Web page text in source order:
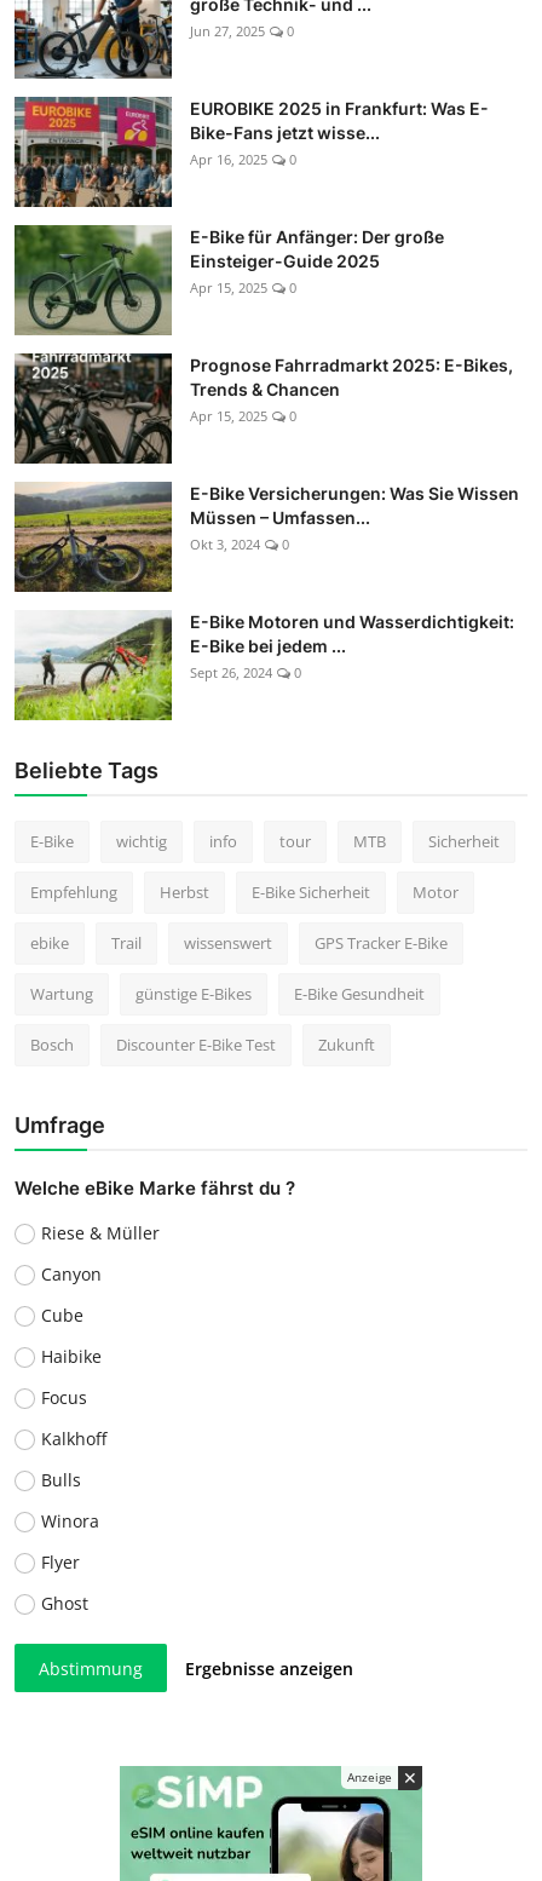
große Technik- und ...
Jun 27, 2025 0
EUROBIKE 2025 in Frankfurt: Was E-
Bike-Fans jetzt wisse...
Apr 16, 2025 0
E-Bike für Anfänger: Der große
Einsteiger-Guide 2025
Apr 15, 2025 0
Prognose Fahrradmarkt 2025: E-Bikes,
Trends & Chancen
Apr 15, 2025 0
E-Bike Versicherungen: Was Sie Wissen
Müssen – Umfassen...
Okt 3, 2024 0
E-Bike Motoren und Wasserdichtigkeit:
E-Bike bei jedem ...
Sept 26, 2024 0
Beliebte Tags
E-Bike wichtig info tour MTB Sicherheit
Empfehlung Herbst E-Bike Sicherheit Motor
ebike Trail wissenswert GPS Tracker E-Bike
Wartung günstige E-Bikes E-Bike Gesundheit
Bosch Discounter E-Bike Test Zukunft
Umfrage
Welche eBike Marke fährst du ?
Riese & Müller
Canyon
Cube
Haibike
Focus
Kalkhoff
Bulls
Winora
Flyer
Ghost
Abstimmung Ergebnisse anzeigen
Anzeige ✕